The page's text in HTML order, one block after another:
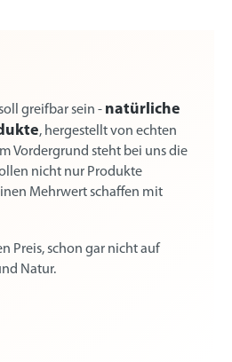
greifbar sein - natürliche
, hergestellt von echten
Vordergrund steht bei uns die
nicht nur Produkte
Mehrwert schaffen mit
Preis, schon gar nicht auf
Natur.